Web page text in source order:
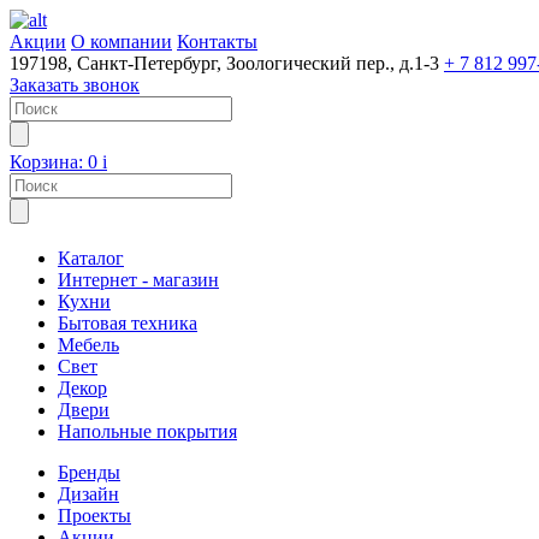
Акции О компании Контакты
197198, Санкт-Петербург, Зоологический пер., д.1-3 + 7 812
Заказать звонок
Корзина: 0 i
Каталог
Интернет - магазин
Кухни
Бытовая техника
Мебель
Свет
Декор
Двери
Напольные покрытия
Бренды
Дизайн
Проекты